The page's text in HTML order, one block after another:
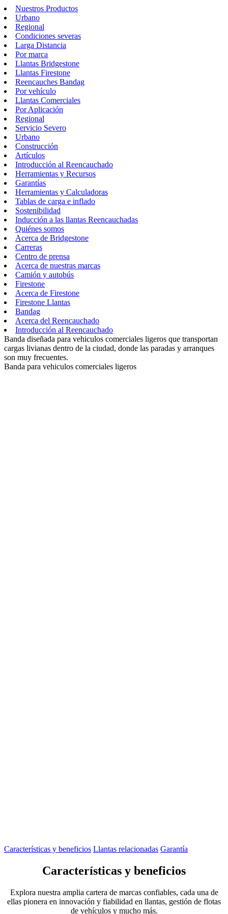
Nuestros Productos
Urbano
Regional
Condiciones severas
Larga Distancia
Por marca
Llantas Bridgestone
Llantas Firestone
Reencauches Bandag
Por vehículo
Llantas Comerciales
Por Aplicación
Regional
Servicio Severo
Urbano
Construcción
Artículos
Introducción al Reencauchado
Herramientas y Recursos
Garantías
Herramientas y Calculadoras
Tablas de carga e inflado
Sostenibilidad
Inducción a las llantas Reencauchadas
Quiénes somos
Acerca de Bridgestone
Carreras
Centro de prensa
Acerca de nuestras marcas
Camión y autobús
Firestone
Acerca de Firestone
Firestone Llantas
Bandag
Acerca del Reencauchado
Introducción al Reencauchado
Banda diseñada para vehiculos comerciales ligeros que transportan
cargas livianas dentro de la ciudad, donde las paradas y arranques
son muy frecuentes.
Banda para vehiculos comerciales ligeros
Características y beneficios Llantas relacionadas Garantía
Características y beneficios
Explora nuestra amplia cartera de marcas confiables, cada una de
ellas pionera en innovación y fiabilidad en llantas, gestión de flotas
de vehículos y mucho más.